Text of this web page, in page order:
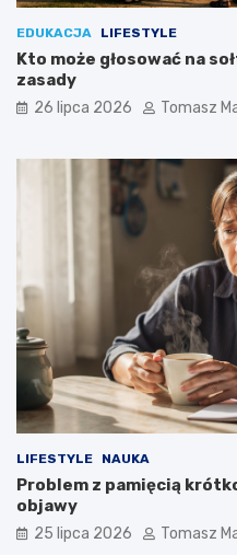
EDUKACJA LIFESTYLE
Kto może głosować na
zasady
26 lipca 2026 Tomasz
LIFESTYLE NAUKA
Problem z pamięcią
objawy
25 lipca 2026 Tomasz